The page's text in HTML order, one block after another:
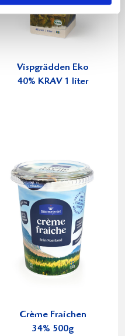
Vispgrädden Eko
40% KRAV 1 liter
Crème Fraichen
34% 500g